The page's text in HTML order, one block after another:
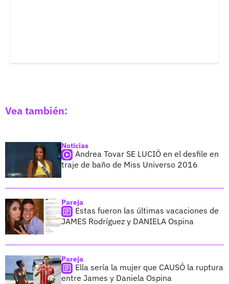
Vea también:
Noticias
Andrea Tovar SE LUCIÓ en el desfile en
traje de baño de Miss Universo 2016
Pareja
Estas fueron las últimas vacaciones de
JAMES Rodríguez y DANIELA Ospina
Pareja
Ella sería la mujer que CAUSÓ la ruptura
entre James y Daniela Ospina